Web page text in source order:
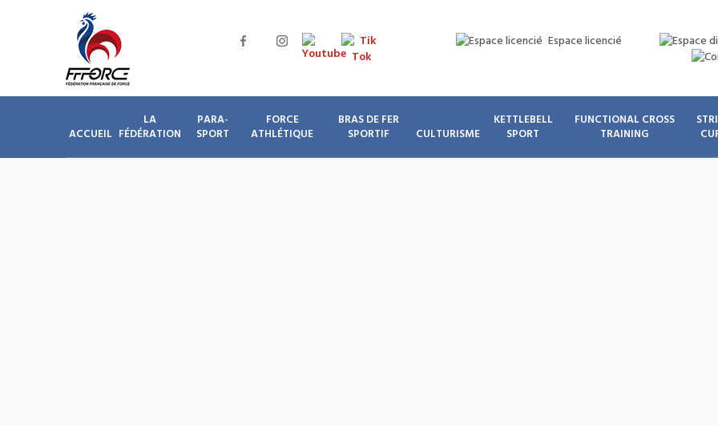
Espace licencié
ACCUEIL
LA
FÉDÉRATION
PARA-
SPORT
FORCE
ATHLÉTIQUE
BRAS DE FER
SPORTIF
CULTURISME
KETTLEBELL
SPORT
FUNCTIONAL CROSS
TRAINING